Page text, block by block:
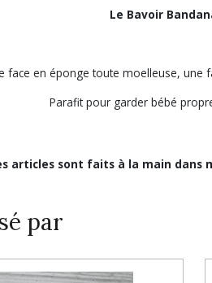
Le Bavoir
en éponge toute moelleuse,
Parafit pour garder bébé
articles sont faits à la main dans
par